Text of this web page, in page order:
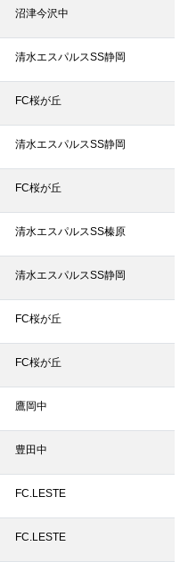
沼津今沢中
清水エスパルスSS静岡
FC桜が丘
清水エスパルスSS静岡
FC桜が丘
清水エスパルスSS榛原
清水エスパルスSS静岡
FC桜が丘
FC桜が丘
鷹岡中
豊田中
FC.LESTE
FC.LESTE